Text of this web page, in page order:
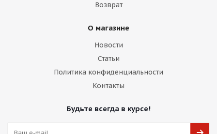
Возврат
О магазине
Новости
Статьи
Политика конфиденциальности
Контакты
Будьте всегда в курсе!